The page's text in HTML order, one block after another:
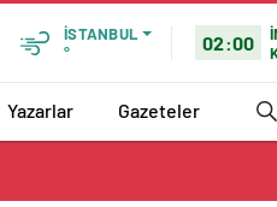
İSTANBUL
°
02:00
Yazarlar Gazeteler